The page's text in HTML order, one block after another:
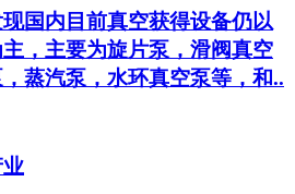
国内目前真空获得设备仍以
，主要为旋片泵，滑阀真空
蒸汽泵，水环真空泵等，和..